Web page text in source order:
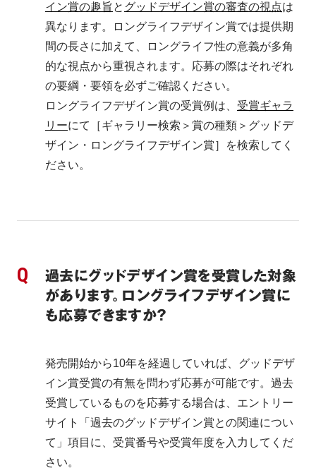
イン賞の趣旨 と グッドデザイン賞の審査の視点は
異なります。
ロングライフデザイン賞では提供期
間の長さに加えて、ロングライフ性の意義が多角
的な視点から重視されます。応募の際はそれぞれ
の要綱・要領を必ずご確認ください。
ロングライフデザイン賞の受賞例は、 受賞ギャラ
リーにて［ギャラリー検索＞賞の種類＞グッドデ
ザイン・ロングライフデザイン賞］を検索してく
ださい。
過去にグッドデザイン賞を受賞した対象
があります。ロングライフデザイン賞に
も応募できますか？
発売開始から10年を経過していれば、グッドデザ
イン賞受賞の有無を問わず応募が可能です。過去
受賞しているものを応募する場合は、エントリー
サイト「過去のグッドデザイン賞との関連につい
て」項目に、受賞番号や受賞年度を入力してくだ
さい。